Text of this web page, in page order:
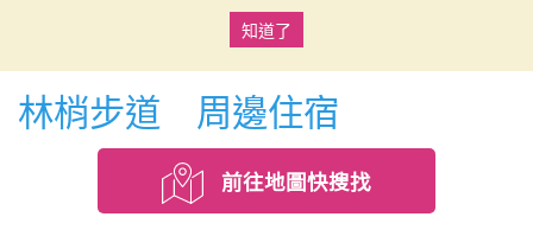
知道了
林梢步道 周邊住宿
前往地圖快搜找